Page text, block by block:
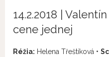
14.2.2018 |
cene jednej
Réžia: Helena Třeštíková •